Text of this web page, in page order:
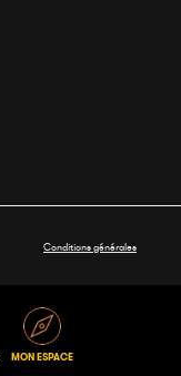
MON ESPACE
Conditions générales